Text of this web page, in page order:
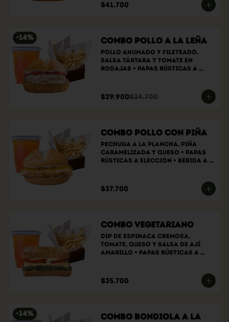
$41.700
-14% Combo Pollo a la Leña
Pollo ahumado y fileteado,
Salsa tártara y tomate en
rodajas + papas rústicas a
$29.900$34.700
Combo Pollo con Piña
Pechuga a la plancha, piña
caramelizada y queso + papas
rústicas a elección + bebida a
$37.700
Combo Vegetariano
Dip de espinaca cremosa,
tomate, queso y salsa de ají
amarillo + papas rústicas a
$35.700
-14% Combo bondiola a la